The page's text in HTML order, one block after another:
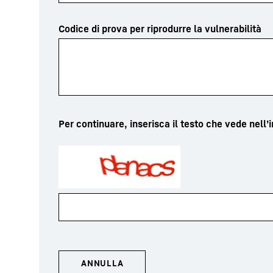
Codice di prova per riprodurre la vulnerabilità
Per continuare, inserisca il testo che vede